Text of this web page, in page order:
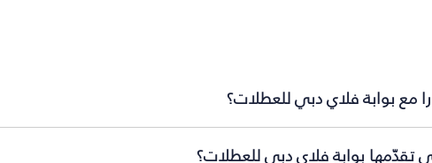
مع بوابة فلاي دبي للعطلات؟
تقدّمها بوابة فلاي دبي للعطلات؟